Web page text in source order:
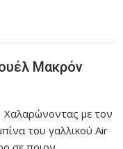
Μακρόν
Χαλαρώνοντας με τον
του γαλλικού Air